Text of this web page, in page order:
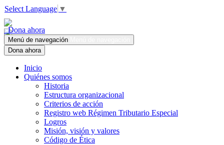
Select Language ▼
Dona ahora
Menú de navegación
Dona ahora
Inicio
Quiénes somos
Historia
Estructura organizacional
Criterios de acción
Registro web Régimen Tributario Especial
Logros
Misión, visión y valores
Código de Ética